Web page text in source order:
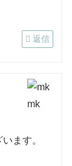
返信
ます。